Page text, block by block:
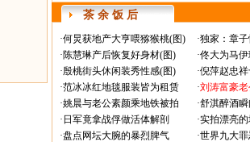
茶 余 饭 后
·何炅获地产大亨喂猕猴桃(图) ·独家：章
·陈慧琳产后恢复好身材(图) ·佟大为马
·殷桃街头休闲装秀性感(图) ·倪萍赵忠
·范冰冰红地毯服装皆为租赁 ·刘涛富豪
·姚晨与老公素颜乘地铁被拍 ·舒淇醉酒
· 日军竟拿战俘做活体解剖 ·实拍漂亮
·盘点网坛大腕的暴烈脾气 ·世界九大